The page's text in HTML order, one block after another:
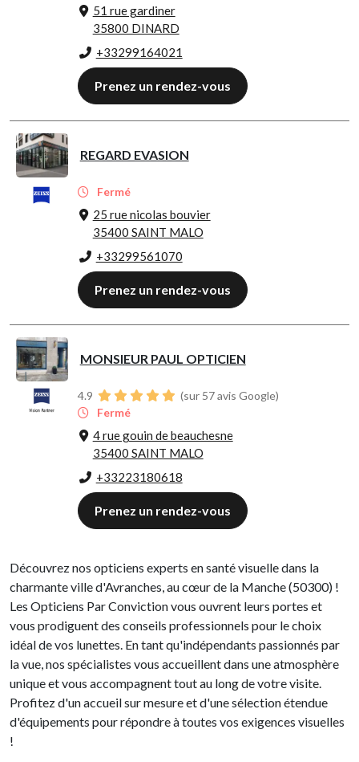
51 rue gardiner
35800 DINARD
+33299164021
Prenez un rendez-vous
REGARD EVASION
Fermé
25 rue nicolas bouvier
35400 SAINT MALO
+33299561070
Prenez un rendez-vous
MONSIEUR PAUL OPTICIEN
4.9
(sur 57 avis Google)
Fermé
4 rue gouin de beauchesne
35400 SAINT MALO
+33223180618
Prenez un rendez-vous
Découvrez nos opticiens experts en santé visuelle dans la
charmante ville d'Avranches, au cœur de la Manche (50300) !
Les Opticiens Par Conviction vous ouvrent leurs portes et
vous prodiguent des conseils professionnels pour le choix
idéal de vos lunettes. En tant qu'indépendants passionnés par
la vue, nos spécialistes vous accueillent dans une atmosphère
unique et vous accompagnent tout au long de votre visite.
Profitez d'un accueil sur mesure et d'une sélection étendue
d'équipements pour répondre à toutes vos exigences visuelles
!